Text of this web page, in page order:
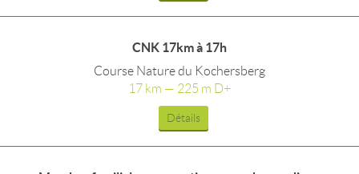
CNK 17km à 17h
Course Nature du Kochersberg
17 km — 225 m D+
Détails